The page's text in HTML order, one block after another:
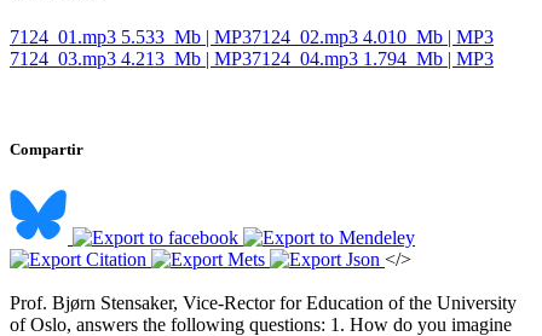
7124_01.mp3 5.533 Mb | MP37124_02.mp3 4.010 Mb | MP3
7124_03.mp3 4.213 Mb | MP37124_04.mp3 1.794 Mb | MP3
Compartir
</>
Prof. Bjørn Stensaker, Vice-Rector for Education of the University
of Oslo, answers the following questions: 1. How do you imagine